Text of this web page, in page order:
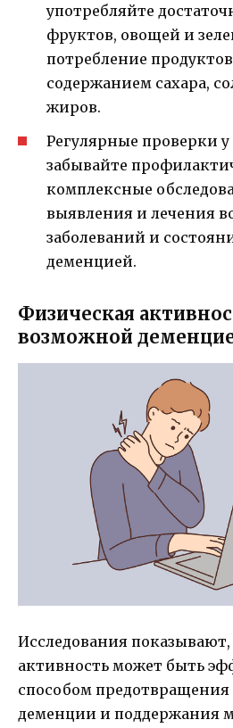
употребляйте
фруктов, овощей и
потребление
содержанием сахара,
жиров.
Регулярные проверки у
забывайте
комплексные
выявления и лечения
заболеваний и
деменцией.
Физическая
возможной
Исследования
активность может быть
способом предотвращения
деменции и поддержания